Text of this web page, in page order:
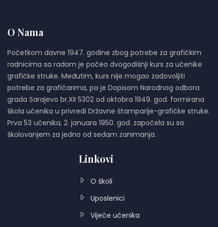
O Nama
Početkom davne 1947. godine zbog potrebe za grafičkim
radnicima sa radom je počeo dvogodišnji kurs za učenike
grafičke struke. Međutim, kurs nije mogao zadovoljiti
potrebe za grafičarima, pa je Dopisom Narodnog odbora
grada Sarajevo br.XII 5302 od oktobra 1949. god. formirana
škola učenika u privredi Državne štamparije-grafičke struke.
Prva 53 učenika, 2. januara 1950. god. započela su sa
školovanjem za jedno od sedam zanimanja.
Linkovi
O školi
Uposlenici
Vijeće učenika